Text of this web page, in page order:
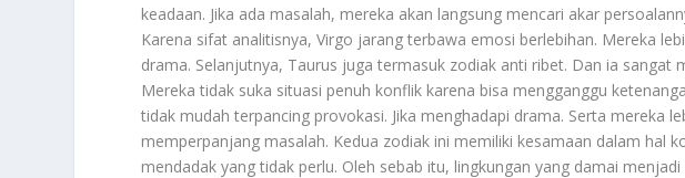
keadaan. Jika ada masalah, mereka akan langsung mencari akar
Karena sifat analitisnya, Virgo jarang terbawa emosi berlebihan. Mereka
drama. Selanjutnya, Taurus juga termasuk zodiak anti ribet. Dan ia sangat
Mereka tidak suka situasi penuh konflik karena bisa mengganggu
tidak mudah terpancing provokasi. Jika menghadapi drama. Serta mereka
memperpanjang masalah. Kedua zodiak ini memiliki kesamaan dalam hal
mendadak yang tidak perlu. Oleh sebab itu, lingkungan yang damai